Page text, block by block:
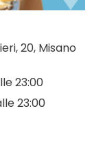
20, Misano
23:00
23:00